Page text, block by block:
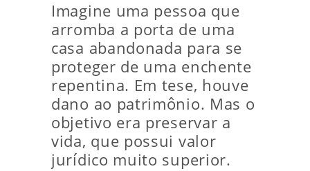
Imagine uma pessoa que
arromba a porta de uma
casa abandonada para se
proteger de uma enchente
repentina. Em tese, houve
dano ao patrimônio. Mas o
objetivo era preservar a
vida, que possui valor
jurídico muito superior.